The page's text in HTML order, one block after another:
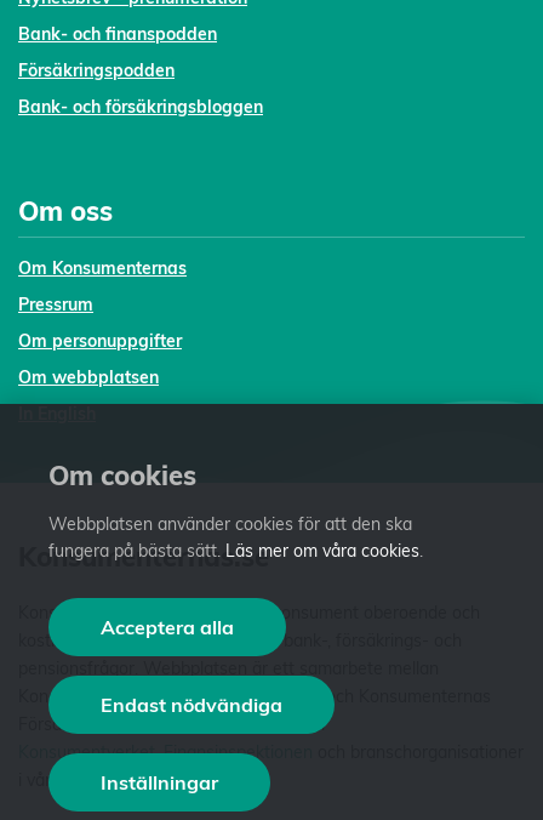
Bank- och finanspodden
Försäkringspodden
Bank- och försäkringsbloggen
Om oss
Om Konsumenternas
Pressrum
Om personuppgifter
Om webbplatsen
Konsumenternas.se
Konsumenternas.se ger dig som konsument oberoende och
kostnadsfri fakta och vägledning i bank-, försäkrings- och
Konsumenternas Bank- och finansbyrå och Konsumenternas
Försäkringsbyrå. Vi är stiftelser som har
Konsumentverket,Finansinspektionen
i våra styrelser. Läs merom oss .
Om cookies
Webbplatsen använder cookies för att den ska
fungera på bästa sätt. Läs mer om våra cookies.
Acceptera alla
Endast nödvändiga
Inställningar